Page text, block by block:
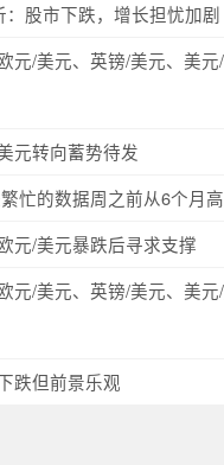
：股市下跌，增长担忧加剧
元/美元、英镑/美元、美
元转向蓄势待发
忙的数据周之前从6个月
元/美元暴跌后寻求支撑
元/美元、英镑/美元、美
跌但前景乐观